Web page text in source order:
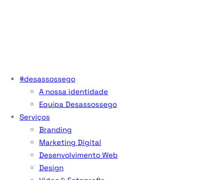
#desassossego
A nossa identidade
Equipa Desassossego
Serviços
Branding
Marketing Digital
Desenvolvimento Web
Design